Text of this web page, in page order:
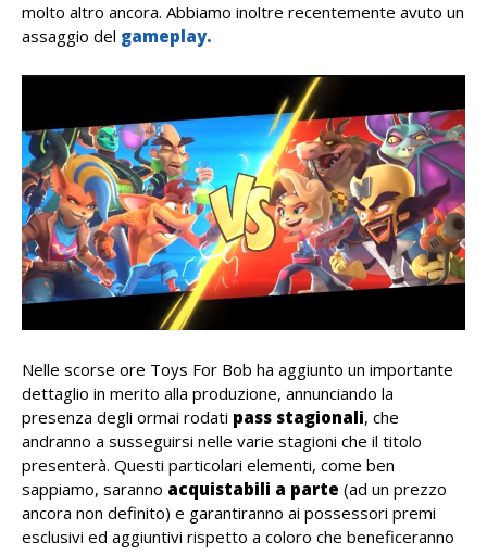
molto altro ancora. Abbiamo inoltre recentemente avuto un
assaggio del gameplay.
Nelle scorse ore Toys For Bob ha aggiunto un importante
dettaglio in merito alla produzione, annunciando la
presenza degli ormai rodati pass stagionali, che
andranno a susseguirsi nelle varie stagioni che il titolo
presenterà. Questi particolari elementi, come ben
sappiamo, saranno acquistabili a parte (ad un prezzo
ancora non definito) e garantiranno ai possessori premi
esclusivi ed aggiuntivi rispetto a coloro che beneficeranno